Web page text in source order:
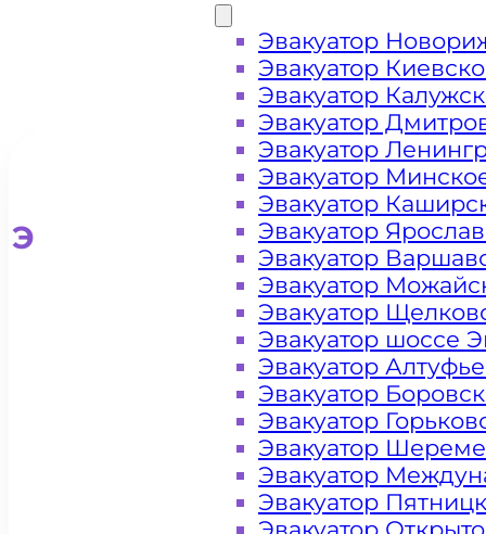
Эвакуатор для легковых
Эвакуатор
Эвакуатор
Эвакуатор
Эвакуатор
Эвакуатор
Эвакуатор
Эвакуатор
Эвакуатор
Эвакуатор
Эвакуатор
Эвакуатор
Эвакуатор шоссе
Эвакуатор
Эвакуатор
Эвакуатор
Эвакуатор
Эвакуатор
Эвакуатор